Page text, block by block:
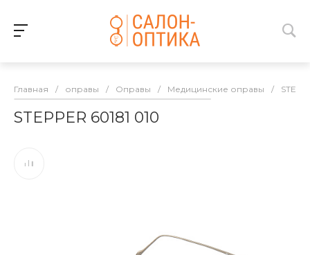
Главная / оправы / Оправы / Медицинские оправы /
STEPPER 60181 010